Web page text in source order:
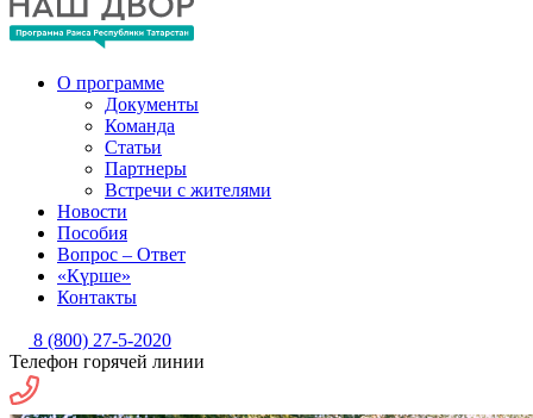
О программе
Документы
Команда
Статьи
Партнеры
Встречи с жителями
Новости
Пособия
Вопрос – Ответ
«Күрше»
Контакты
8 (800) 27-5-2020
Телефон горячей линии